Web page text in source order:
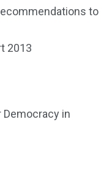
to
2013
Democracy in